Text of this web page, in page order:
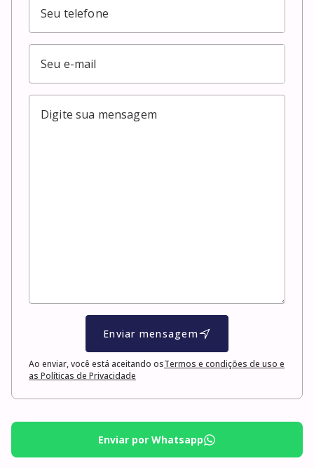
Enviar mensagem
Ao enviar, você está aceitando osTermos e condições de uso e
as Políticas de Privacidade
Enviar por Whatsapp